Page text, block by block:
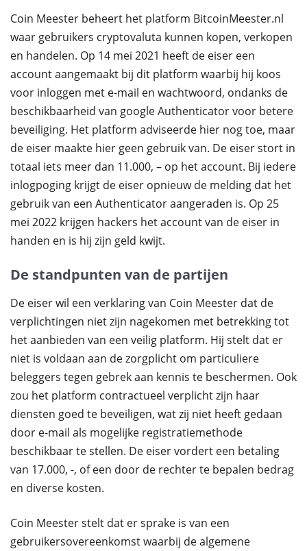
Coin Meester beheert het platform BitcoinMeester.nl
waar gebruikers cryptovaluta kunnen kopen, verkopen
en handelen. Op 14 mei 2021 heeft de eiser een
account aangemaakt bij dit platform waarbij hij koos
voor inloggen met e-mail en wachtwoord, ondanks de
beschikbaarheid van google Authenticator voor betere
beveiliging. Het platform adviseerde hier nog toe, maar
de eiser maakte hier geen gebruik van. De eiser stort in
totaal iets meer dan 11.000, – op het account. Bij iedere
inlogpoging krijgt de eiser opnieuw de melding dat het
gebruik van een Authenticator aangeraden is. Op 25
mei 2022 krijgen hackers het account van de eiser in
handen en is hij zijn geld kwijt.
De standpunten van de partijen
De eiser wil een verklaring van Coin Meester dat de
verplichtingen niet zijn nagekomen met betrekking tot
het aanbieden van een veilig platform. Hij stelt dat er
niet is voldaan aan de zorgplicht om particuliere
beleggers tegen gebrek aan kennis te beschermen. Ook
zou het platform contractueel verplicht zijn haar
diensten goed te beveiligen, wat zij niet heeft gedaan
door e-mail als mogelijke registratiemethode
beschikbaar te stellen. De eiser vordert een betaling
van 17.000, -, of een door de rechter te bepalen bedrag
en diverse kosten.
Coin Meester stelt dat er sprake is van een
gebruikersovereenkomst waarbij de algemene